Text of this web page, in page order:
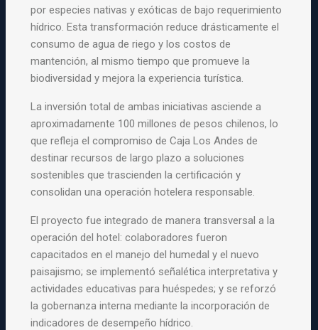
por especies nativas y exóticas de bajo requerimiento
hídrico. Esta transformación reduce drásticamente el
consumo de agua de riego y los costos de
mantención, al mismo tiempo que promueve la
biodiversidad y mejora la experiencia turística.
La inversión total de ambas iniciativas asciende a
aproximadamente 100 millones de pesos chilenos, lo
que refleja el compromiso de Caja Los Andes de
destinar recursos de largo plazo a soluciones
sostenibles que trascienden la certificación y
consolidan una operación hotelera responsable.
El proyecto fue integrado de manera transversal a la
operación del hotel: colaboradores fueron
capacitados en el manejo del humedal y el nuevo
paisajismo; se implementó señalética interpretativa y
actividades educativas para huéspedes; y se reforzó
la gobernanza interna mediante la incorporación de
indicadores de desempeño hídrico.